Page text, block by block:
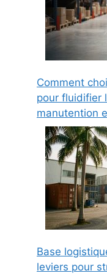
Comment
pour fluidifier
manutention
Base
leviers pour